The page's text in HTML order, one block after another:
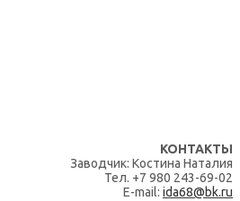
КОНТАКТЫ
Заводчик: Костина Наталия
Тел. +7 980 243-69-02
E-mail: ida68@bk.ru